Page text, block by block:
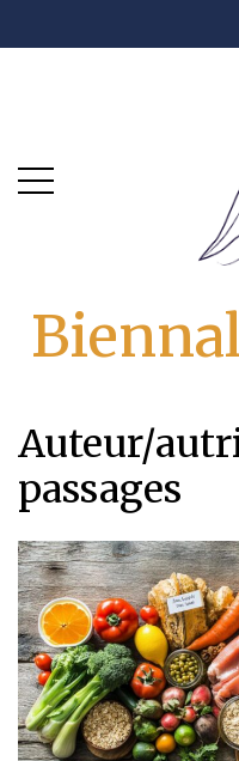
Auteur/
passages